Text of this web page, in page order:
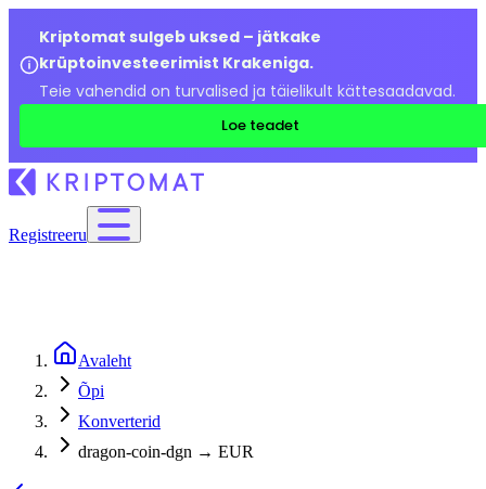
Kriptomat sulgeb uksed – jätkake
krüptoinvesteerimist Krakeniga.
Teie vahendid on turvalised ja täielikult kättesaadavad.
Loe teadet
Registreeru
Avaleht
Õpi
Konverterid
dragon-coin-dgn → EUR